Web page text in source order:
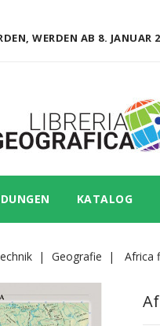
WERDEN AB 8. JANUAR
KATALOG
Geografie Africa